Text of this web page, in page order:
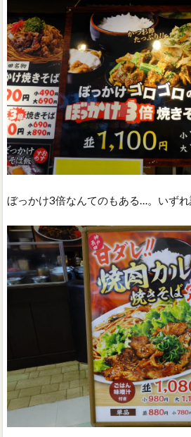
ぼっかけ3倍なんてのもある…。いずれ